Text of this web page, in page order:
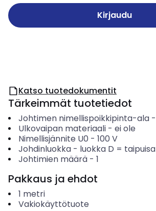
Kirjaudu
Katso tuotedokumentit
Tärkeimmät tuotetiedot
Johtimen nimellispoikkipinta-ala-
Ulkovaipan materiaali- ei ole
Nimellisjännite U0 - 100 V
Johdinluokka- luokka D = taipuisa
Johtimien määrä- 1
Pakkaus ja ehdot
1 metri
Vakiokäyttötuote